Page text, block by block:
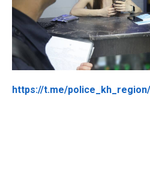
https://t.me/